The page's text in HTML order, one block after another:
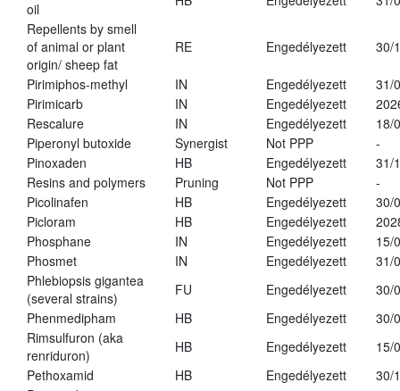
oil
Repellents by smell
of animal or plant
origin/ sheep fat
RE Engedélyezett 30/
Pirimiphos-methyl IN Engedélyezett
31/
Pirimicarb
IN Engedélyezett
Rescalure
IN Engedélyezett
18/
Piperonyl butoxide
Synergist Not PPP
-
Pinoxaden
HB Engedélyezett
31/
Resins and polymers
Pruning Not PPP
-
Picolinafen
HB Engedélyezett
30/
Picloram
HB Engedélyezett
Phosphane
IN Engedélyezett
15/
Phosmet
IN Engedélyezett
31/
Phlebiopsis gigantea
(several strains)
FU Engedélyezett
30/
Phenmedipham
HB Engedélyezett
30/
Rimsulfuron (aka
renriduron)
HB Engedélyezett
15/
Pethoxamid
HB Engedélyezett
30/